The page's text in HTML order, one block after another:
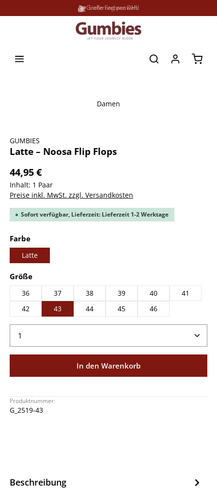
Große Farbauswahl
Lieferung per DHL
Damen
GUMBIES
Latte – Noosa Flip Flops
44,95 €
Inhalt: 1 Paar
Preise inkl. MwSt. zzgl. Versandkosten
Sofort verfügbar, Lieferzeit: Lieferzeit 1-2 Werktage
Farbeauswählen
Latte
Größeauswählen
36 37 38 39 40
41
42
43 44 45 46
Produkt Anzahl: Gib den gewünschten Wert ein
In den Warenkorb
Produktnummer:
G_2519-43
Beschreibung